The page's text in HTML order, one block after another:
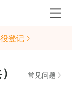
登记
常见问题